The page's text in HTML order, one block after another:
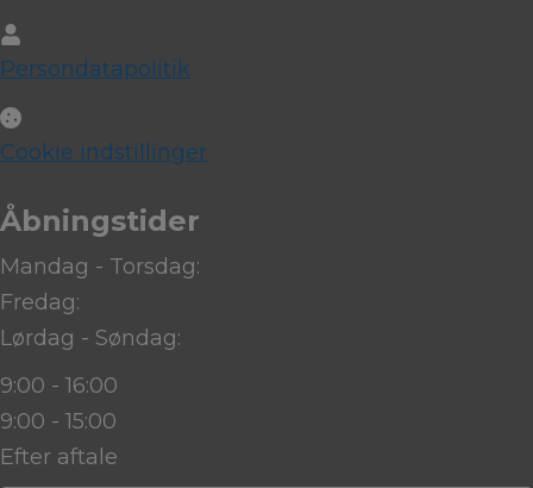
Persondatapolitik
Cookie indstillinger
Åbningstider
Mandag - Torsdag:
Fredag:
Lørdag - Søndag:
9:00 - 16:00
9:00 - 15:00
Efter aftale